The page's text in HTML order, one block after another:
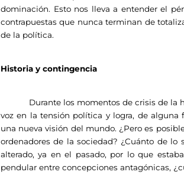
dominación. Esto nos lleva a entender el
contrapuestas que nunca terminan de
de la política.
Historia y contingencia
Durante los momentos de crisis de la
voz en la tensión política y logra, de alguna
una nueva visión del mundo. ¿Pero es
ordenadores de la sociedad? ¿Cuánto de lo
alterado, ya en el pasado, por lo que
pendular entre concepciones antagónicas,